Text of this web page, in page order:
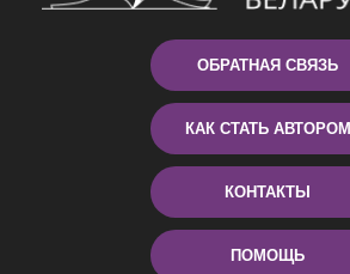
ОБРАТНАЯ СВЯЗЬ
КАК СТАТЬ АВТОРОМ
КОНТАКТЫ
ПОМОЩЬ